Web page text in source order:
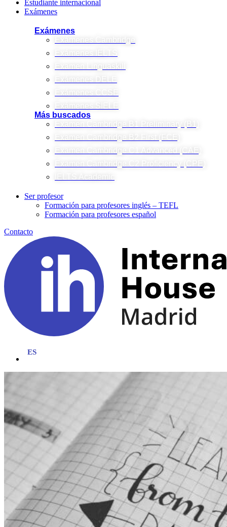
Estudiante internacional
Exámenes
Exámenes
Exámenes Cambridge
Exámenes IELTS
Examen Linguaskill
Exámenes DELE
Exámenes CCSE
Exámenes SIELE
Más buscados
Examen Cambridge B1 Preliminary (B1)
Examen Cambridge B2 First (FCE)
Examen Cambridge C1 Advanced (CAE)
Examen Cambridge C2 Proficiency (CPE)
IELTS Academic
Ser profesor
Formación para profesores inglés – TEFL
Formación para profesores español
Contacto